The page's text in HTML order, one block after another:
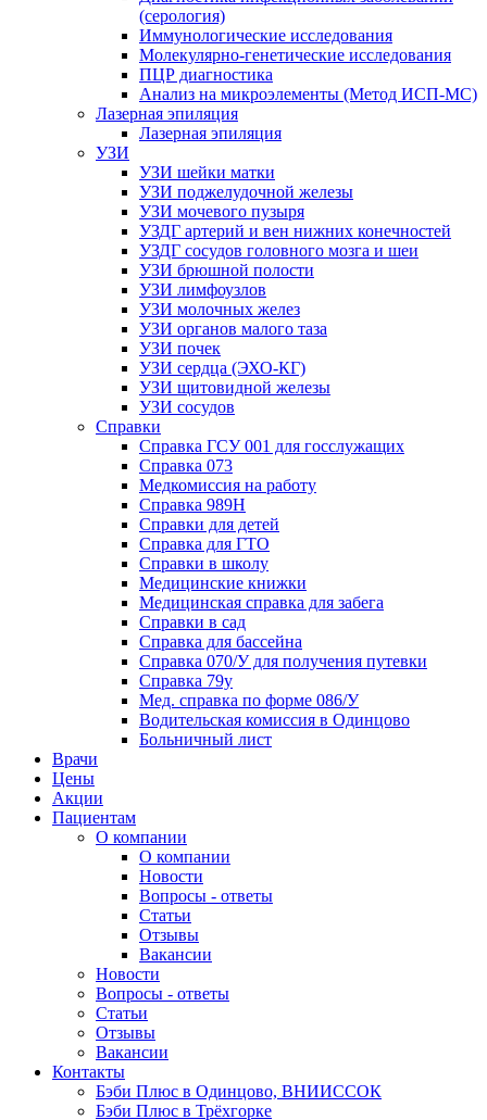
(серология)
Иммунологические исследования
Молекулярно-генетические исследования
ПЦР диагностика
Анализ на микроэлементы (Метод ИСП-МС)
Лазерная эпиляция
Лазерная эпиляция
УЗИ
УЗИ шейки матки
УЗИ поджелудочной железы
УЗИ мочевого пузыря
УЗДГ артерий и вен нижних конечностей
УЗДГ сосудов головного мозга и шеи
УЗИ брюшной полости
УЗИ лимфоузлов
УЗИ молочных желез
УЗИ органов малого таза
УЗИ почек
УЗИ сердца (ЭХО-КГ)
УЗИ щитовидной железы
УЗИ сосудов
Справки
Справка ГСУ 001 для госслужащих
Справка 073
Медкомиссия на работу
Справка 989Н
Справки для детей
Справка для ГТО
Справки в школу
Медицинские книжки
Медицинская справка для забега
Справки в сад
Справка для бассейна
Справка 070/У для получения путевки
Справка 79у
Мед. справка по форме 086/У
Водительская комиссия в Одинцово
Больничный лист
Врачи
Цены
Акции
Пациентам
О компании
О компании
Новости
Вопросы - ответы
Статьи
Отзывы
Вакансии
Новости
Вопросы - ответы
Статьи
Отзывы
Вакансии
Контакты
Бэби Плюс в Одинцово, ВНИИССОК
Бэби Плюс в Трёхгорке